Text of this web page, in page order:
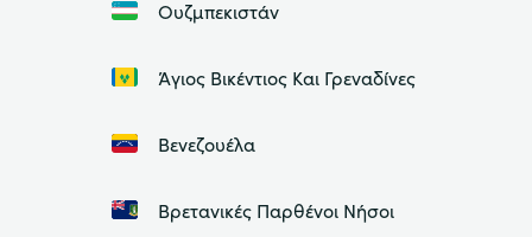
Ουζμπεκιστάν
Άγιος Βικέντιος Και Γρεναδίνες
Βενεζουέλα
Βρετανικές Παρθένοι Νήσοι